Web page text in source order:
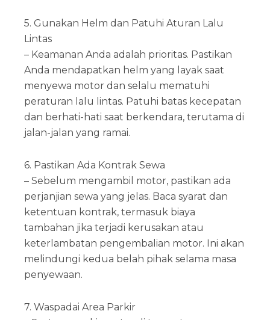
5. Gunakan Helm dan Patuhi Aturan Lalu
Lintas
– Keamanan Anda adalah prioritas. Pastikan
Anda mendapatkan helm yang layak saat
menyewa motor dan selalu mematuhi
peraturan lalu lintas. Patuhi batas kecepatan
dan berhati-hati saat berkendara, terutama di
jalan-jalan yang ramai.
6. Pastikan Ada Kontrak Sewa
– Sebelum mengambil motor, pastikan ada
perjanjian sewa yang jelas. Baca syarat dan
ketentuan kontrak, termasuk biaya
tambahan jika terjadi kerusakan atau
keterlambatan pengembalian motor. Ini akan
melindungi kedua belah pihak selama masa
penyewaan.
7. Waspadai Area Parkir